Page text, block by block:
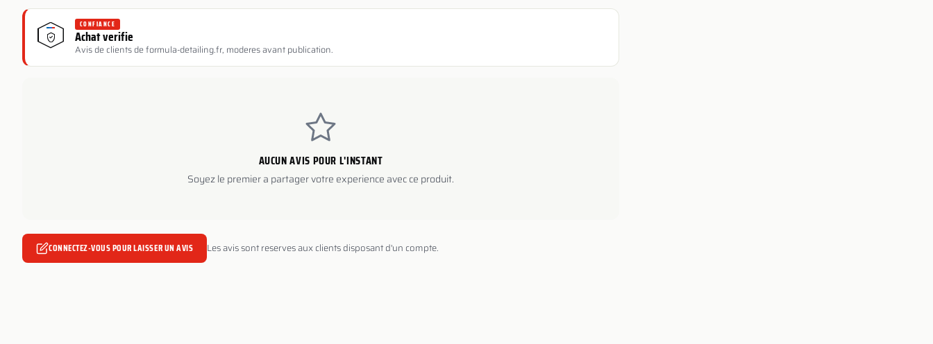
CONFIANCE
Achat verifie
Avis de clients de formula-detailing.fr, moderes avant publication.
AUCUN AVIS POUR L'INSTANT
Soyez le premier a partager votre experience avec ce produit.
CONNECTEZ-VOUS POUR LAISSER UN AVIS Les avis sont reserves aux clients disposant d'un compte.